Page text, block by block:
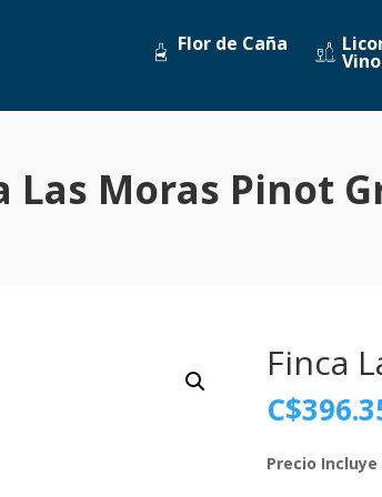
Flor de Caña
Las Moras Pinot
Finca
C$
Precio Incluye